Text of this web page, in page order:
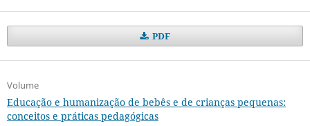
PDF
Volume
Educação e humanização de bebês e de crianças pequenas:
conceitos e práticas pedagógicas